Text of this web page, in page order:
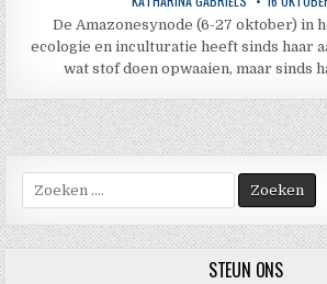
De Amazonesynode (6-27 oktober) in
ecologie en inculturatie heeft sinds haar
wat stof doen opwaaien, maar sinds
naar:
STEUN ONS